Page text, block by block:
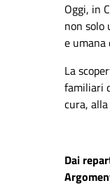
Oggi, in
non solo
e umana
La
familiari
cura,
Dai